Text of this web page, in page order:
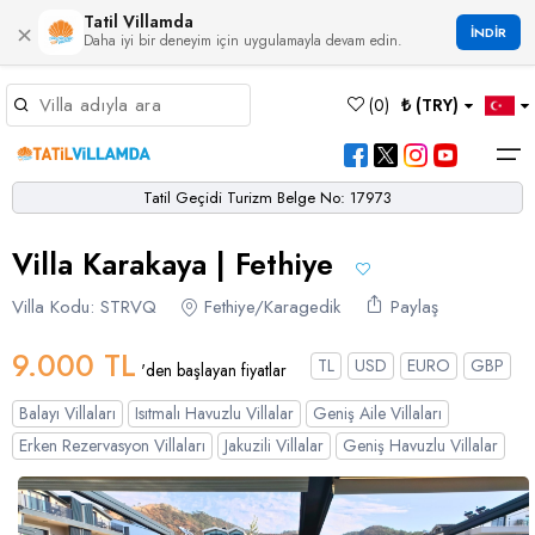
× Tatil Villamda
Daha iyi bir deneyim için uygulamayla devam edin. İNDİR
(0) ₺ (TRY)
Hakkımızda
Bölgeler
Bölgeler
Bodrum
Turgutreis
Çeşme
Alaçatı
Germiyan
Dalaman
Dalyan
Çalış
Çamköy
Çatalarık
Çiftlik
Eldirek
Bornova
Akbel
Bezirgan
Çavdır
Çayköy
Hacıoğlan
Ağullu
Bayındır
Çukurbağ
Gökçeören
Gökseki
Çamlı
Selimiye
Boğaziçi
Eşen
Karadere
Yakabağ
Villa Seçeneklerimiz
Villa Seçeneklerimiz
Balayı Villaları
Çift Jakuzili Villalar
Çocuk Havuzlu Villalar
Çocuk Oyun Alanı Olan Villalar
Blog
Tatil Geçidi Turizm Belge No: 17973
Villa Karakaya | Fethiye
Villa Kodu: STRVQ Fethiye/Karagedik Paylaş
9.000 TL 'den başlayan fiyatlar TL USD EURO
GBP
Balayı Villaları
Isıtmalı Havuzlu Villalar
Geniş Aile Villaları
Erken Rezervasyon Villaları
Jakuzili Villalar Geniş Havuzlu Villalar
Dil Seçiniz
German Italian Russian
Kur Seçiniz
Türk Lirası
TRY- TL
EURO
EUR- €
Dolar
USD- $
GBP- £
Favorilerim
Müsaitlik Takvimi
Müsaitlik Takvimi >